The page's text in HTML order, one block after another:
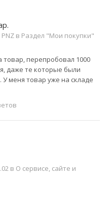
в Раздел "Мои покупки"
товар, перепробовал 1000
даже те которые были
У меня товар уже на складе
в О сервисе, сайте и